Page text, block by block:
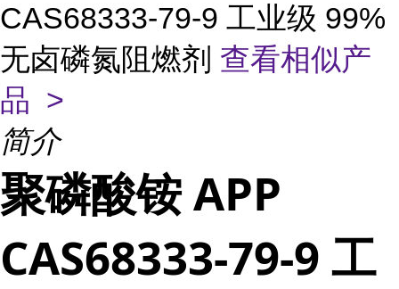
CAS68333-79-9 工业级 99%
无卤磷氮阻燃剂 查看相似产
品 >
简介
聚磷酸铵 APP
CAS68333-79-9 工